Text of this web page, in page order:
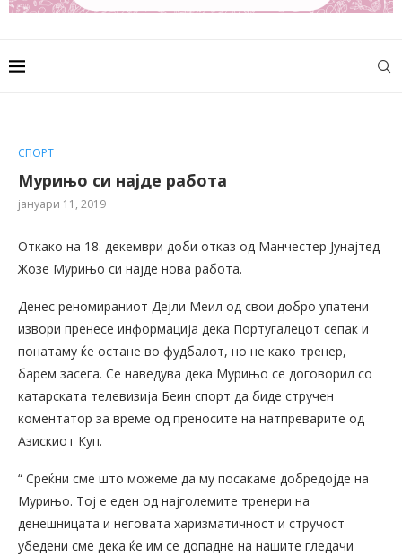
СПОРТ
Мурињо си најде работа
јануари 11, 2019
Oткако на 18. декември доби отказ од Манчестер Јунајтед
Жозе Мурињо си најде нова работа.
Денес реномираниот Дејли Меил од свои добро упатени
извори пренесе информација дека Португалецот сепак и
понатаму ќе остане во фудбалот, но не како тренер,
барем засега. Се наведува дека Мурињо се договорил со
катарската телевизија Беин спорт да биде стручен
коментатор за време од преносите на натпреварите од
Азискиот Куп.
“ Среќни сме што можеме да му посакаме добредојде на
Мурињо. Тој е еден од најголемите тренери на
денешницата и неговата харизматичност и стручост
убедени сме дека ќе им се допадне на нашите гледачи